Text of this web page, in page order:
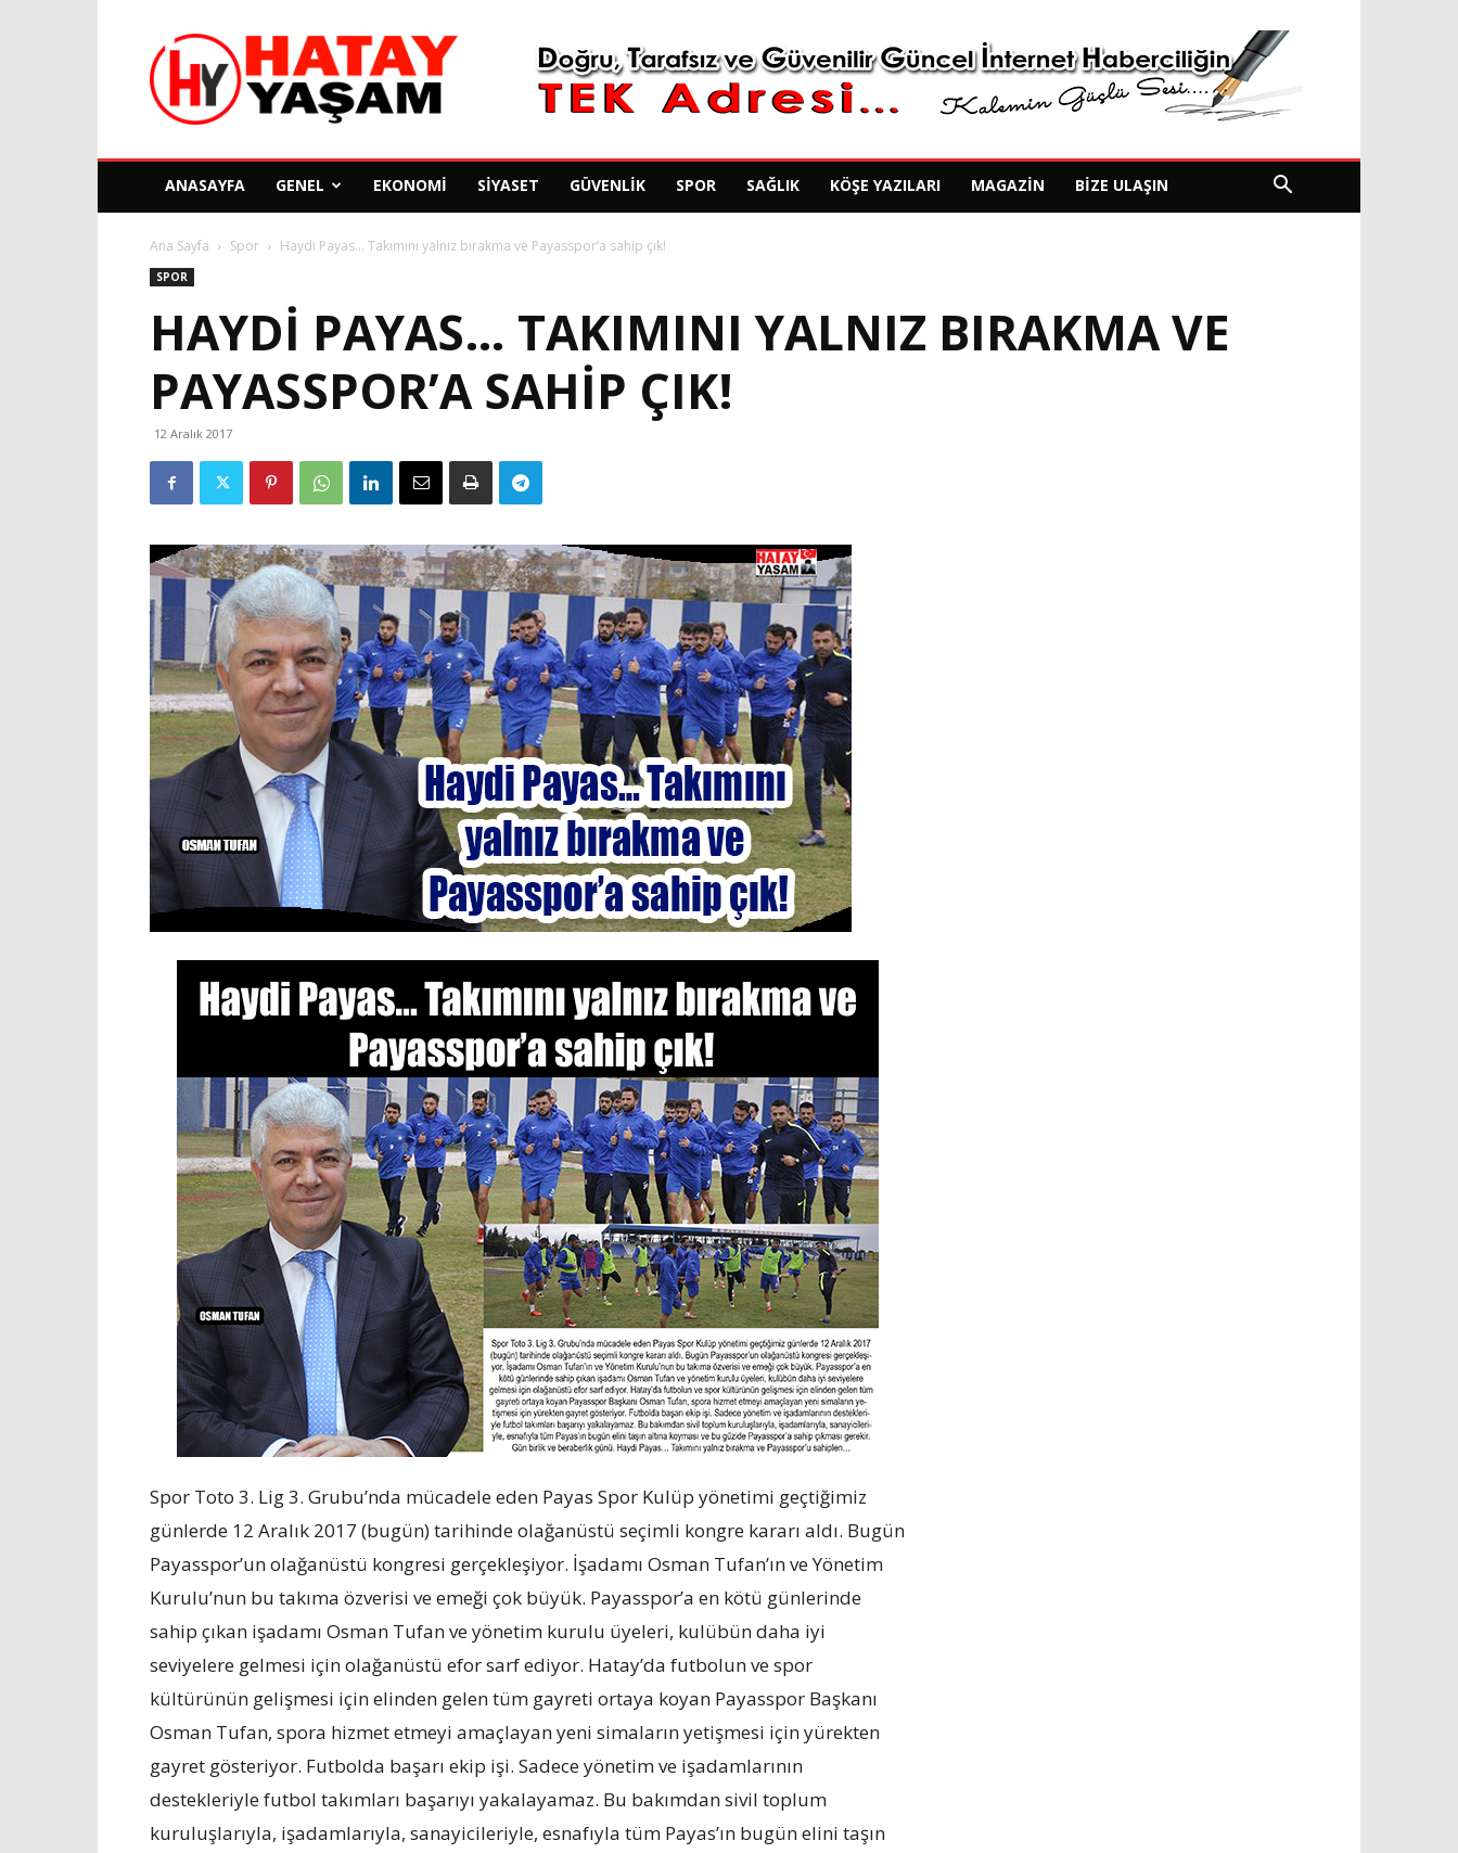
Hatay
Yaşam
Gazetesi
ANASAYFA GENEL EKONOMI SIYASET GÜVENLIK SPOR SAĞLIK KÖŞE YAZILARI MAGAZIN BIZE ULAŞIN
Ana Sayfa Spor Haydi Payas… Takımını yalnız bırakma ve Payasspor’a sahip çık!
SPOR
HAYDI PAYAS… TAKIMINI YALNIZ BIRAKMA VE
PAYASSPOR’A SAHIP ÇIK!
12 Aralık 2017
Spor Toto 3. Lig 3. Grubu’nda mücadele eden Payas Spor Kulüp yönetimi geçtiğimiz
günlerde 12 Aralık 2017 (bugün) tarihinde olağanüstü seçimli kongre kararı aldı. Bugün
Payasspor’un olağanüstü kongresi gerçekleşiyor. İşadamı Osman Tufan’ın ve Yönetim
Kurulu’nun bu takıma özverisi ve emeği çok büyük. Payasspor’a en kötü günlerinde
sahip çıkan işadamı Osman Tufan ve yönetim kurulu üyeleri, kulübün daha iyi
seviyelere gelmesi için olağanüstü efor sarf ediyor. Hatay’da futbolun ve spor
kültürünün gelişmesi için elinden gelen tüm gayreti ortaya koyan Payasspor Başkanı
Osman Tufan, spora hizmet etmeyi amaçlayan yeni simaların yetişmesi için yürekten
gayret gösteriyor. Futbolda başarı ekip işi. Sadece yönetim ve işadamlarının
destekleriyle futbol takımları başarıyı yakalayamaz. Bu bakımdan sivil toplum
kuruluşlarıyla, işadamlarıyla, sanayicileriyle, esnafıyla tüm Payas’ın bugün elini taşın